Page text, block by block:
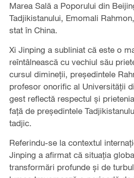
Marea Sală a Poporului din
Tadjikistanului, Emomali
stat în China.
Xi Jinping a subliniat că este o
reîntâlnească cu vechiul său
cursul dimineții, președintele
profesor onorific al Universității
gest reflectă respectul și
față de președintele
tadjic.
Referindu-se la contextul
Jinping a afirmat că situația
transformări profunde și de